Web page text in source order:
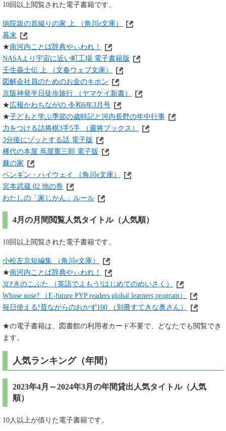
10回以上閲覧された電子書籍です。
病院坂の首縊りの家 上 （角川e文庫）
幕末
★南河内ことば辞典やぃわれ！
NASAより宇宙に近い町工場 電子書籍版
壬生義士伝 上 （文春ウェブ文庫）
図解会社員のためのお金のキホン
京阪神発半日徒歩旅行 （ヤマケイ新書）
★広報かわちながの 令和6年3月号
★子どもと学ぶ季節の歳時記と河内長野の年中行事
力をつける詰将棋3手5手 （週将ブックス）
3分後にゾッとする話 電子版
稀代の本屋 蔦屋重三郎 電子版
棘の家
ペンギン・ハイウェイ （角川e文庫）
宮本武蔵 02 地の巻
わたしの「家じかん」ルール
4月の月間閲覧人気タイトル（人気順）
10回以上閲覧された電子書籍です。
小松左京短編集 （角川e文庫）
★南河内ことば辞典やぃわれ！
3びきのこぶた （英語でよもう!はじめてのめいさく）
Whose nose? （E‐future PYP readers global learners program）
毎日使える!昔ながらのおかず100 （別冊すてきな奥さん）​
★の電子書籍は、図書館の利用者カード不要で、どなたでも閲覧でき
ます。
人気ランキング（年間）
2023年4月～2024年3月の年間貸出人気タイトル（人気
順）
10人以上が借りた電子書籍です。